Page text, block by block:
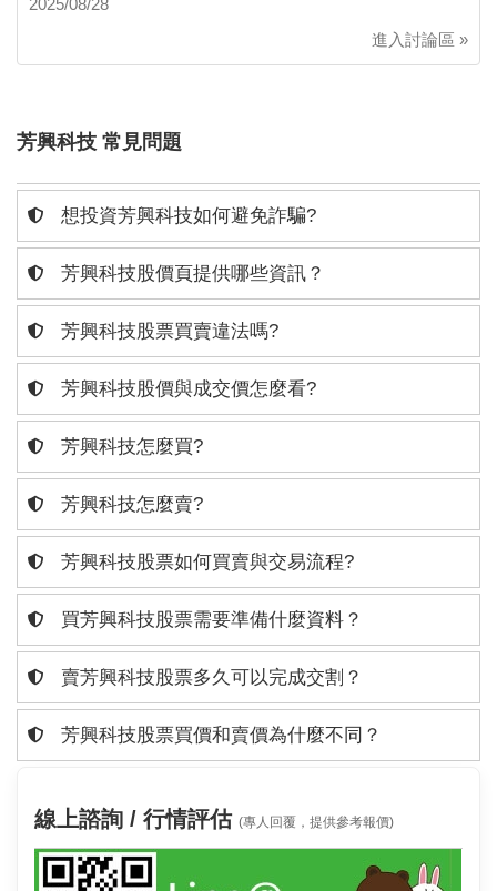
2025/08/28
進入討論區 »
芳興科技 常見問題
想投資芳興科技如何避免詐騙?
芳興科技股價頁提供哪些資訊？
芳興科技股票買賣違法嗎?
芳興科技股價與成交價怎麼看?
芳興科技怎麼買?
芳興科技怎麼賣?
芳興科技股票如何買賣與交易流程?
買芳興科技股票需要準備什麼資料？
賣芳興科技股票多久可以完成交割？
芳興科技股票買價和賣價為什麼不同？
線上諮詢 / 行情評估 (專人回覆，提供參考報價)